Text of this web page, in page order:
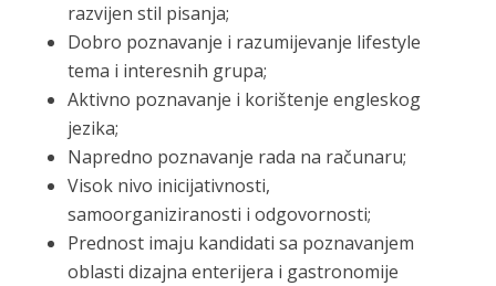
razvijen stil pisanja;
Dobro poznavanje i razumijevanje lifestyle
tema i interesnih grupa;
Aktivno poznavanje i korištenje engleskog
jezika;
Napredno poznavanje rada na računaru;
Visok nivo inicijativnosti,
samoorganiziranosti i odgovornosti;
Prednost imaju kandidati sa poznavanjem
oblasti dizajna enterijera i gastronomije